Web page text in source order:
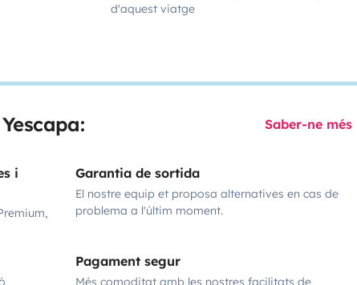
d'aquest viatge
Saber-ne més
i
Garantia de sortida
El nostre equip et proposa alternatives en cas de
problema a l'últim moment.
Pagament segur
Més comoditat amb les nostres facilitats de